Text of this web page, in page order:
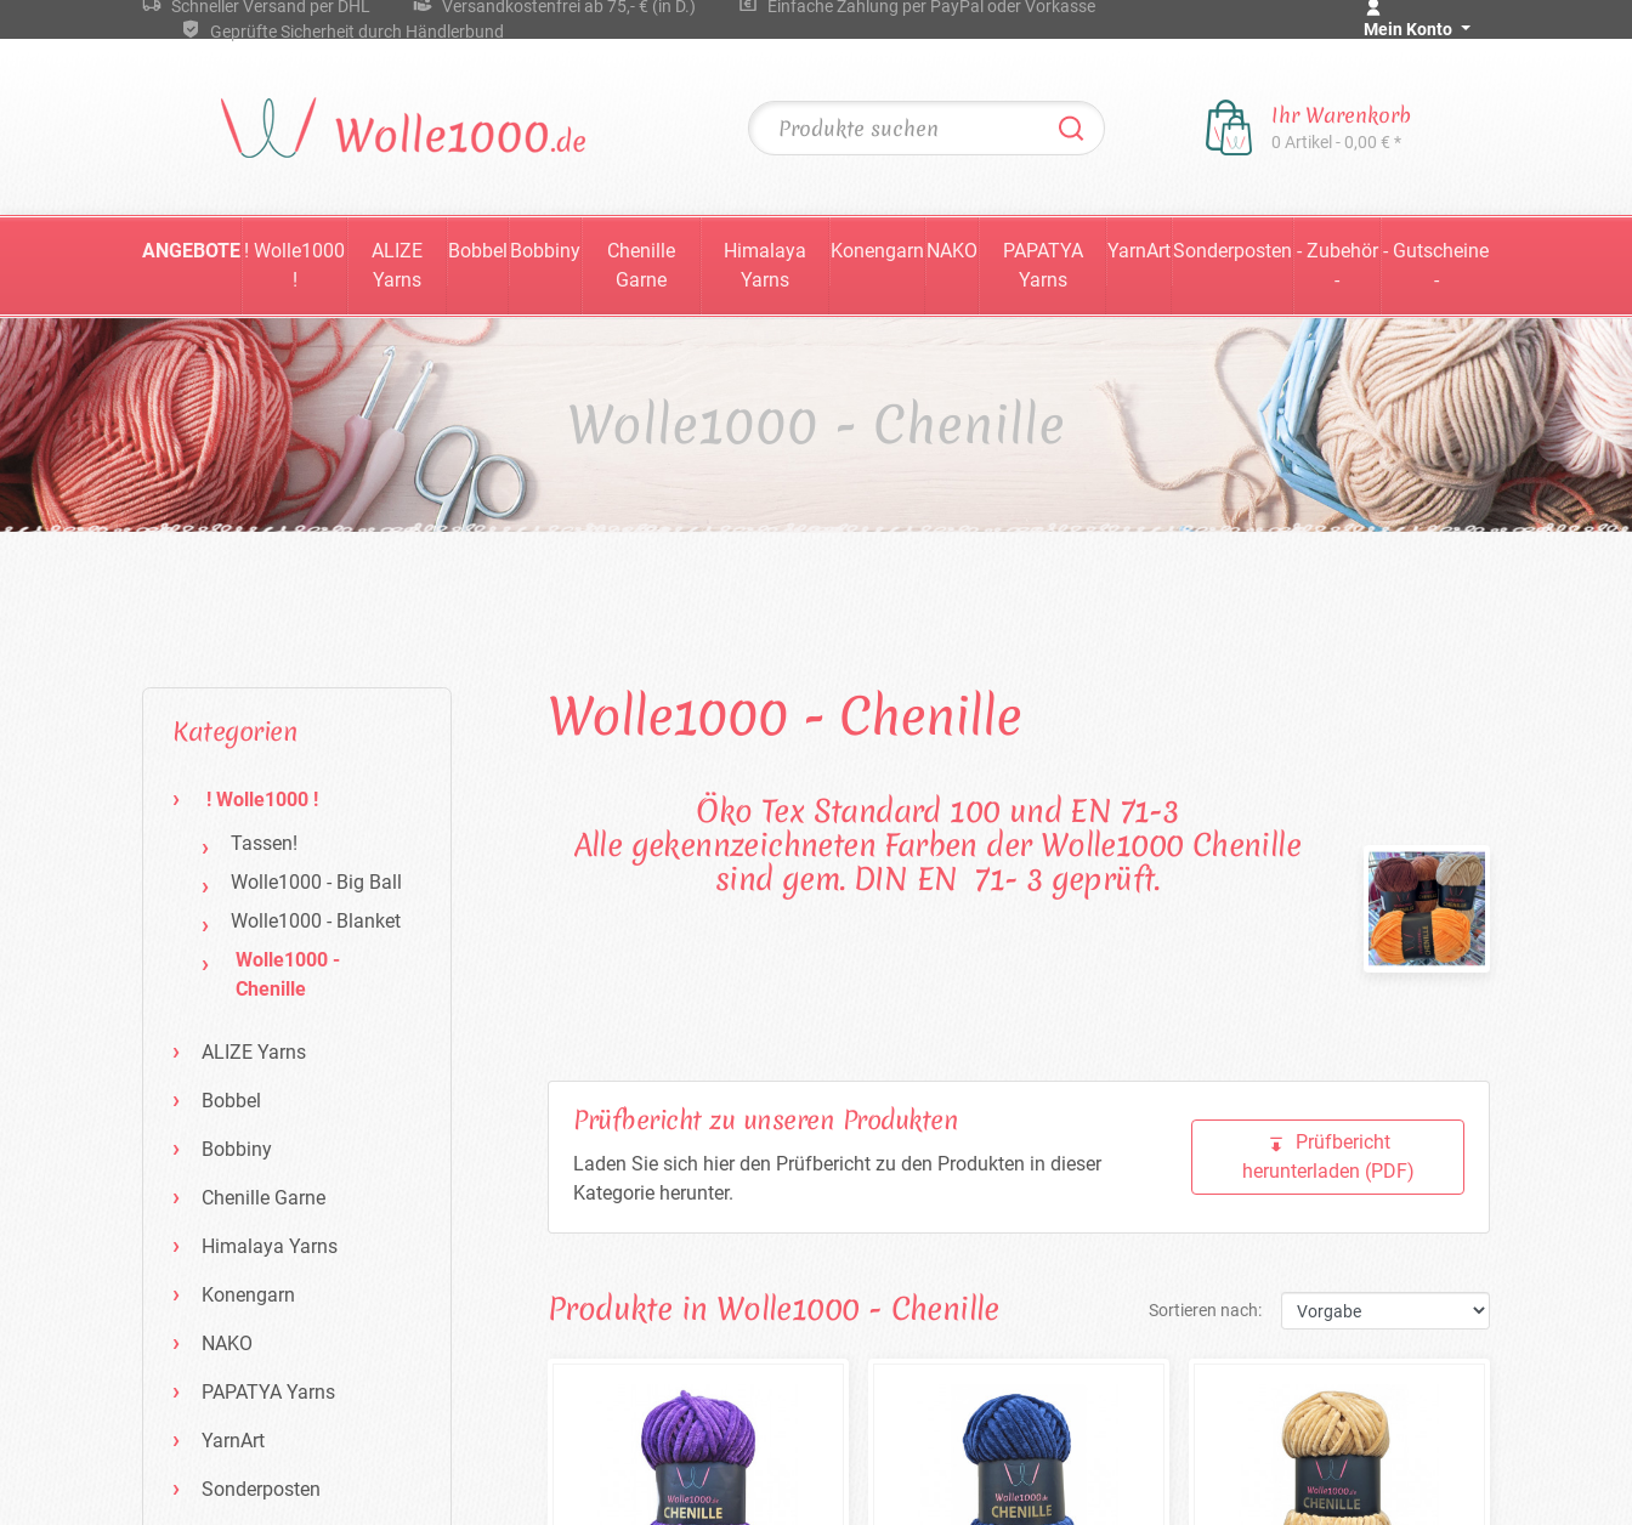
Schneller Versand per DHL Versandkostenfrei ab 75,- € (in D.)
Einfache Zahlung per PayPal oder Vorkasse
Geprüfte Sicherheit durch Händlerbund
Mein Konto
Ihr Warenkorb
0 Artikel - 0,00 € *
ANGEBOTE ! Wolle1000
!
ALIZE
Yarns
Bobbel Bobbiny
Chenille
Garne
Himalaya
Yarns
Konengarn NAKO
PAPATYA
Yarns
YarnArtSonderposten - Zubehör
-
- Gutscheine
-
Wolle1000 - Chenille
Wolle1000 - Chenille
Öko Tex Standard 100 und EN 71-3
Alle gekennzeichneten Farben der Wolle1000 Chenille
sind gem. DIN EN 71- 3 geprüft.
Prüfbericht zu unseren Produkten
Laden Sie sich hier den Prüfbericht zu den Produkten in dieser
Kategorie herunter.
Prüfbericht
herunterladen (PDF)
Produkte in Wolle1000 - Chenille Sortieren nach:
Kategorien
! Wolle1000 !
Tassen!
Wolle1000 - Big Ball
Wolle1000 - Blanket
Wolle1000 -
Chenille
ALIZE Yarns
Bobbel
Bobbiny
Chenille Garne
Himalaya Yarns
Konengarn
NAKO
PAPATYA Yarns
YarnArt
Sonderposten